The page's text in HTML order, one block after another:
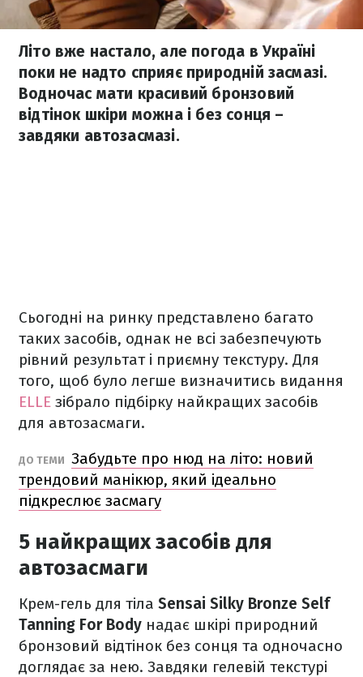
Літо вже настало, але погода в Україні
поки не надто сприяє природній засмазі.
Водночас мати красивий бронзовий
відтінок шкіри можна і без сонця –
завдяки автозасмазі.
Сьогодні на ринку представлено багато
таких засобів, однак не всі забезпечують
рівний результат і приємну текстуру. Для
того, щоб було легше визначитись видання
ELLE зібрало підбірку найкращих засобів
для автозасмаги.
ДО ТЕМИ Забудьте про нюд на літо: новий
трендовий манікюр, який ідеально
підкреслює засмагу
5 найкращих засобів для
автозасмаги
Крем-гель для тіла Sensai Silky Bronze Self
Tanning For Body надає шкірі природний
бронзовий відтінок без сонця та одночасно
доглядає за нею. Завдяки гелевій текстурі